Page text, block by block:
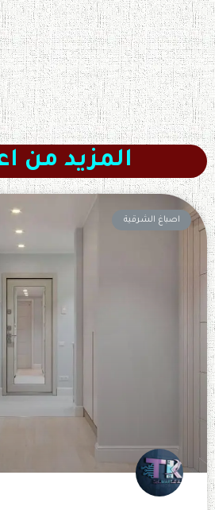
المزيد من
اصباغ الشرقية